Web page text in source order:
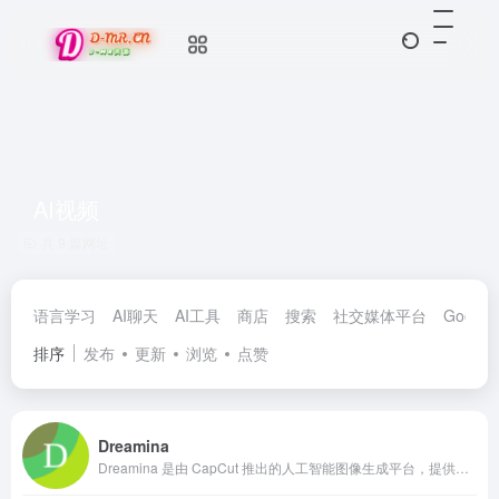
语言学习 AI聊天 AI工具 商店 搜索 社交媒体平台
Google
排序
发布 更新 浏览 点赞
Dreamina